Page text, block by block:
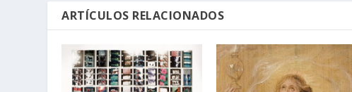
ARTÍCULOS RELACIONADOS